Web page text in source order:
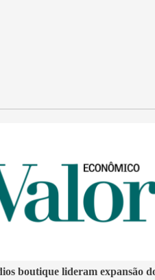
boutique lideram expansão